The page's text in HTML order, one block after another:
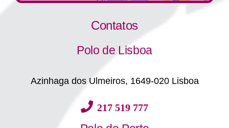
Contatos
Polo de Lisboa
Azinhaga dos Ulmeiros, 1649-020 Lisboa
217 519 777